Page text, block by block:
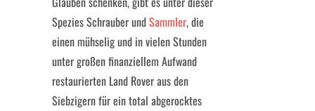
Spezies Schrauber undSammler, die
einen mühselig und in vielen Stunden
unter großen finanziellem Aufwand
restaurierten Land Rover aus den
Siebzigern für ein total abgerocktes